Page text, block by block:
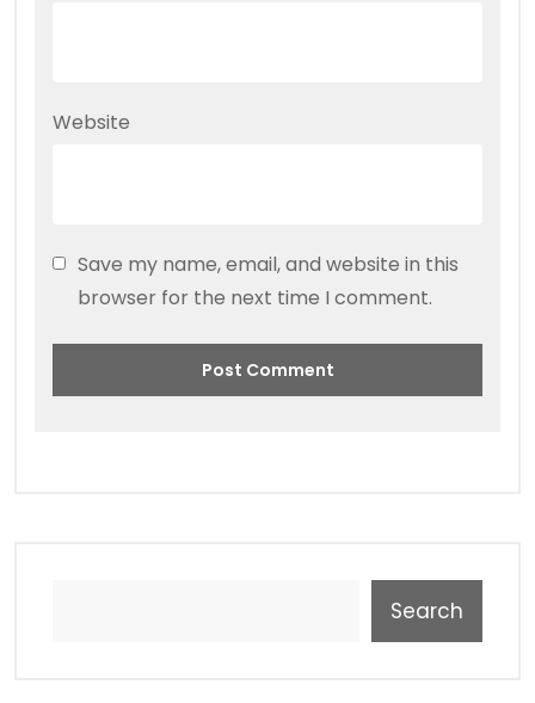
Website
Save my name, email, and website in this
browser for the next time I comment.
Search